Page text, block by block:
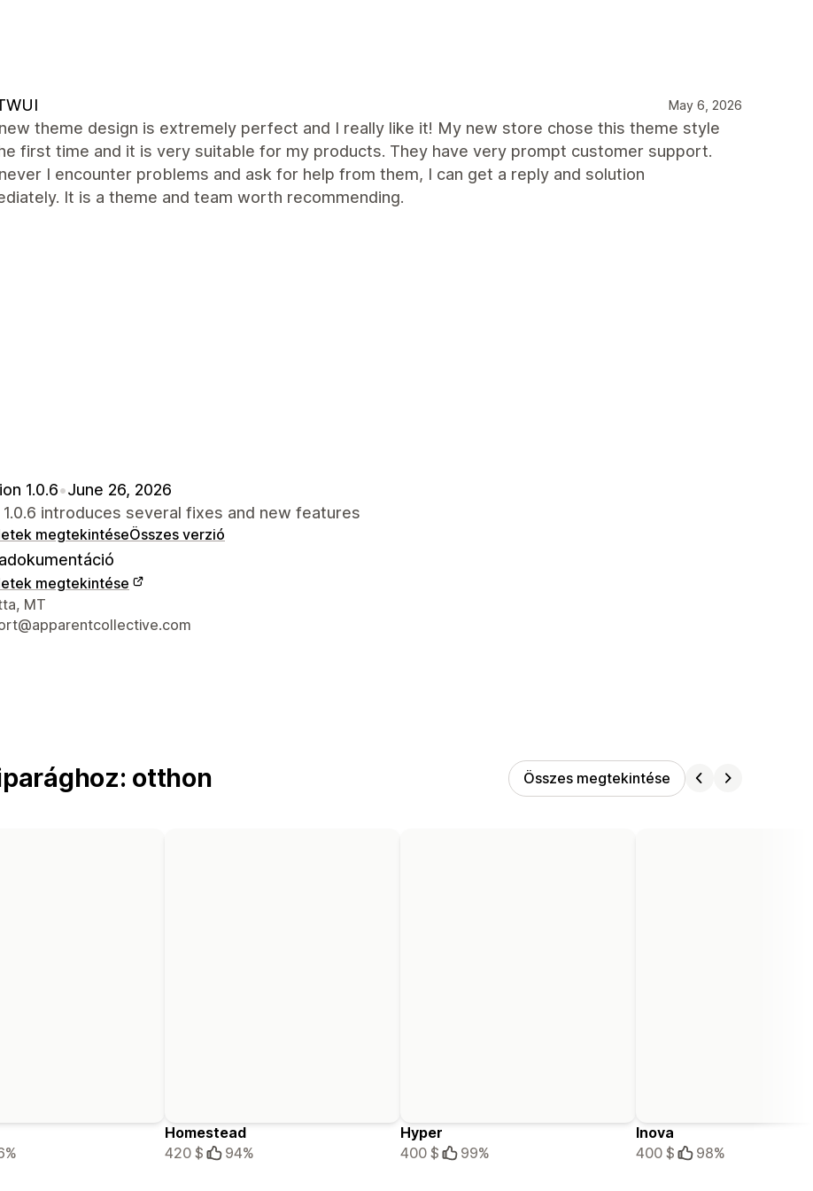
May 6, 2026
theme design is extremely perfect and I really like it! My new store chose this theme style
first time and it is very suitable for my products. They have very prompt customer support.
I encounter problems and ask for help from them, I can get a reply and solution
It is a theme and team worth recommending.
1.0.6•June 26, 2026
introduces several fixes and new features
megtekintéseÖsszes verzió
megtekintése
kapcsolattartási adatai
MT
otthon Összes megtekintése
Homestead
420 $
94%
Hyper
400 $
99%
Inova
400 $
98%